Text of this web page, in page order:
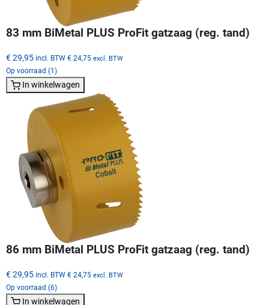
83 mm BiMetal PLUS ProFit gatzaag (reg. tand)
€ 29,95 incl. BTW € 24,75 excl. BTW
Op voorraad (1)
In winkelwagen
86 mm BiMetal PLUS ProFit gatzaag (reg. tand)
€ 29,95 incl. BTW € 24,75 excl. BTW
Op voorraad (6)
In winkelwagen